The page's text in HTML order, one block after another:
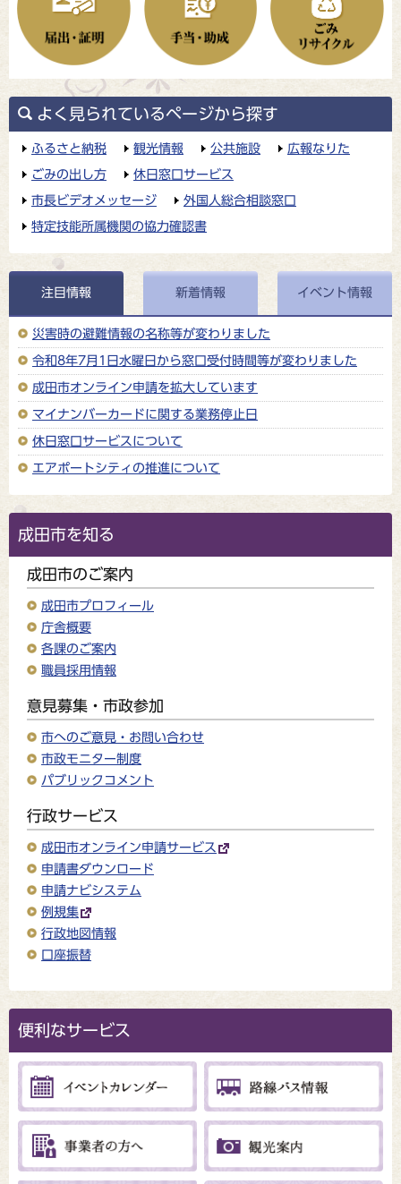
よく見られているページから探す
ふるさと納税 観光情報 公共施設 広報なりた
ごみの出し方 休日窓口サービス
市長ビデオメッセージ 外国人総合相談窓口
特定技能所属機関の協力確認書
注目情報 新着情報 イベント情報
災害時の避難情報の名称等が変わりました
令和8年7月1日水曜日から窓口受付時間等が変わりました
成田市オンライン申請を拡大しています
マイナンバーカードに関する業務停止日
休日窓口サービスについて
エアポートシティの推進について
成田市を知る
成田市のご案内
成田市プロフィール
庁舎概要
各課のご案内
職員採用情報
意見募集・市政参加
市へのご意見・お問い合わせ
市政モニター制度
パブリックコメント
行政サービス
成田市オンライン申請サービス
申請書ダウンロード
申請ナビシステム
例規集
行政地図情報
口座振替
便利なサービス